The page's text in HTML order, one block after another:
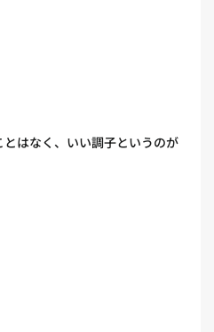
はなく、いい調子というのが